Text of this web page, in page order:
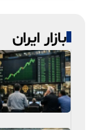
بازار ایران